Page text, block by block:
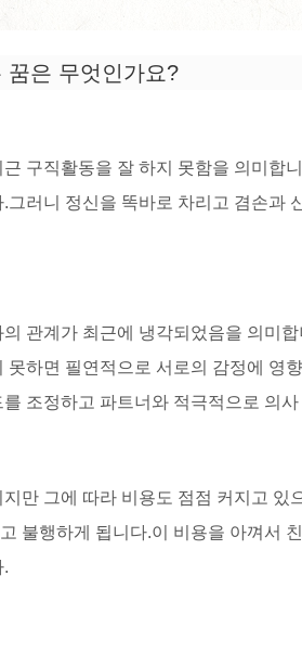
꿈은 무엇인가요?
구직활동을 잘 하지 못함을 의미합
러니 정신을 똑바로 차리고 겸손과
관계가 최근에 냉각되었음을 의미
하면 필연적으로 서로의 감정에 영
조정하고 파트너와 적극적으로 의
만 그에 따라 비용도 점점 커지고 있
불행하게 됩니다.이 비용을 아껴서
.